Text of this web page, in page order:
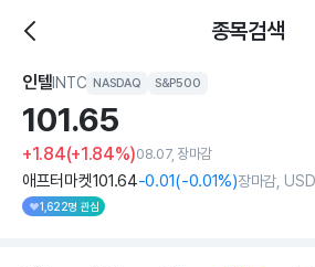
종목검색
인텔 INTC NASDAQ S&P500
101.65
+1.84(+1.84%)08.07, 장마감
애프터마켓101.64-0.01(-0.01%)장마감, USD
1,622명 관심